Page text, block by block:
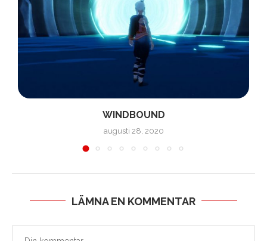
WINDBOUND
augusti 28, 2020
LÄMNA EN KOMMENTAR